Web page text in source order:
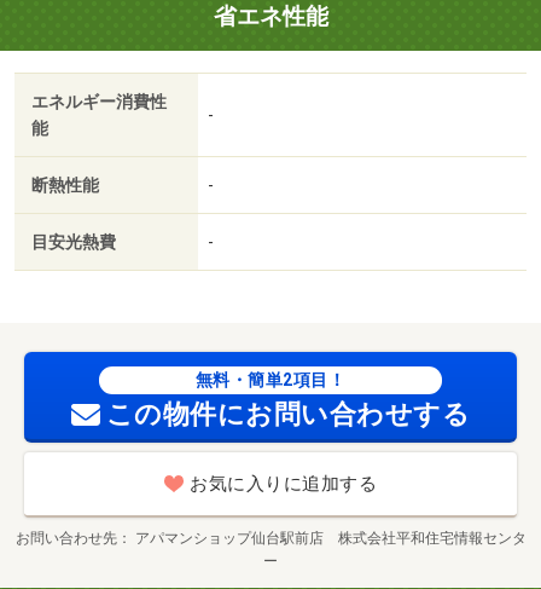
省エネ性能
エネルギー消費性
能
-
断熱性能 -
目安光熱費 -
無料・簡単2項目！
この物件にお問い合わせする
お気に入りに追加する
お問い合わせ先
アパマンショップ仙台駅前店 株式会社平和住宅情報センタ
ー